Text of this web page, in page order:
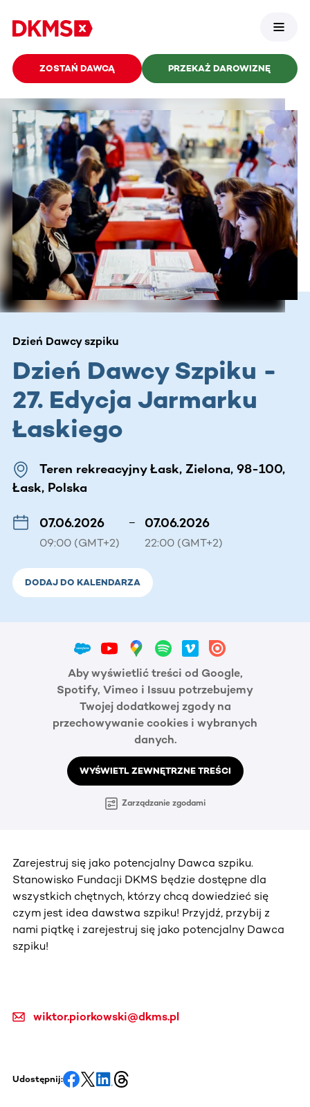
ZOSTAŃ DAWCĄ PRZEKAŻ DAROWIZNĘ
Dzień Dawcy szpiku
Dzień Dawcy Szpiku -
27. Edycja Jarmarku
Łaskiego
Teren rekreacyjny Łask, Zielona, 98-100,
Łask, Polska
07.06.2026
09:00 (GMT+2)
– 07.06.2026
22:00 (GMT+2)
DODAJ DO KALENDARZA
Aby wyświetlić treści od Google,
Spotify, Vimeo i Issuu potrzebujemy
Twojej dodatkowej zgody na
przechowywanie cookies i wybranych
danych.
WYŚWIETL ZEWNĘTRZNE TREŚCI
Zarządzanie zgodami
Zarejestruj się jako potencjalny Dawca szpiku.
Stanowisko Fundacji DKMS będzie dostępne dla
wszystkich chętnych, którzy chcą dowiedzieć się
czym jest idea dawstwa szpiku! Przyjdź, przybij z
nami piątkę i zarejestruj się jako potencjalny Dawca
szpiku!
wiktor.piorkowski@dkms.pl
Udostępnij: